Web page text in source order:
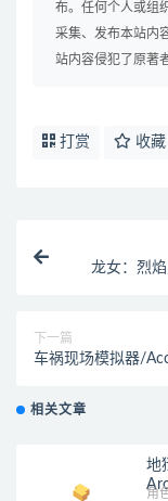
布。任何个人或组
采集、发布本站内
站内容侵犯了原著
打赏 收藏
龙女：烈
下一篇
车祸现场模拟器/
相关文章
地
角